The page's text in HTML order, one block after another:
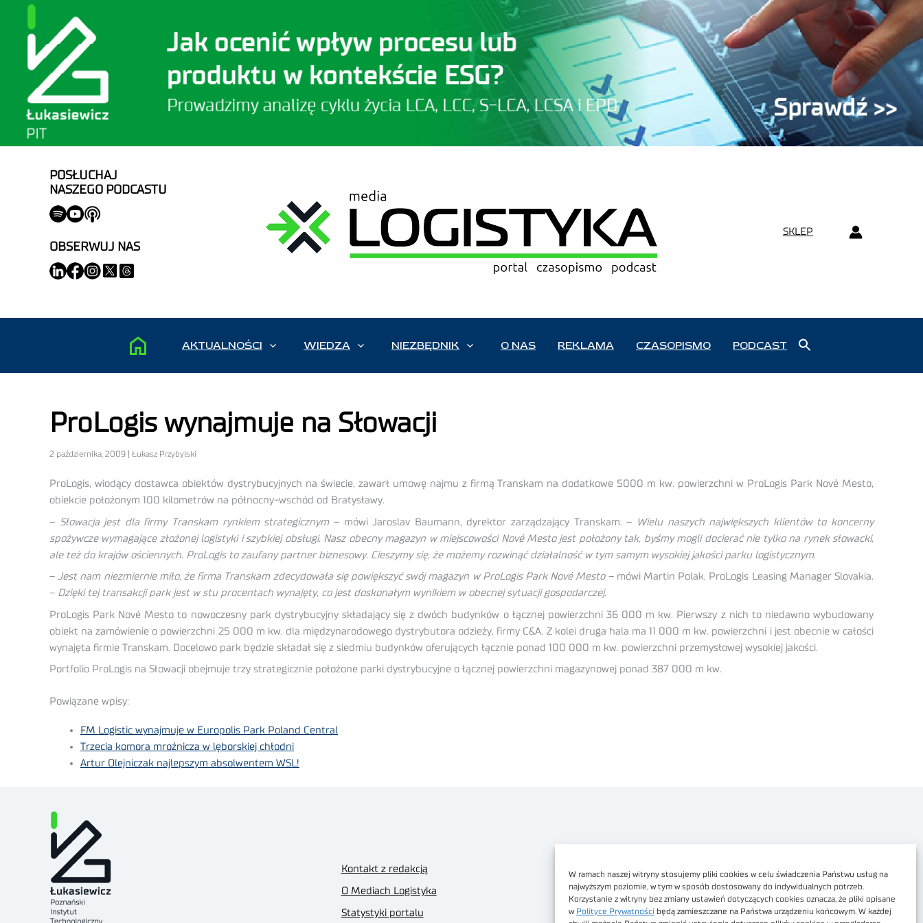
W ramach naszej witryny stosujemy pliki cookies w celu świadczenia Państwu usług na
najwyższym poziomie, w tym w sposób dostosowany do indywidualnych potrzeb.
Korzystanie z witryny bez zmiany ustawień dotyczących cookies oznacza, że pliki opisane
w Polityce Prywatności będą zamieszczane na Państwa urządzeniu końcowym. W każdej
POSŁUCHAJ
NASZEGO PODCASTU
OBSERWUJ NAS
SKLEP
AKTUALNOŚCI WIEDZA NIEZBĘDNIK O NAS REKLAMA CZASOPISMO PODCAST
ProLogis wynajmuje na Słowacji
2 października, 2009 | Łukasz Przybylski
ProLogis, wiodący dostawca obiektów dystrybucyjnych na świecie, zawarł umowę najmu z firmą Transkam na dodatkowe 5000 m kw. powierzchni w ProLogis Park Nové Mesto,
obiekcie położonym 100 kilometrów na północny-wschód od Bratysławy.
– Słowacja jest dla firmy Transkam rynkiem strategicznym– mówi Jaroslav Baumann, dyrektor zarządzający Transkam. –
Wielu naszych największych klientów to koncerny
spożywcze wymagające złożonej logistyki i szybkiej obsługi. Nasz obecny magazyn w miejscowości Nové Mesto jest położony tak, byśmy mogli docierać nie tylko na rynek słowacki,
ale też do krajów ościennych. ProLogis to zaufany partner biznesowy. Cieszymy się, że możemy rozwinąć działalność w tym samym wysokiej jakości parku logistycznym.
–Jest nam niezmiernie miło, że firma Transkam zdecydowała się powiększyć swój magazyn w ProLogis Park Nové Mesto– mówi Martin Polak, ProLogis Leasing Manager Slovakia.
– Dzięki tej transakcji park jest w stu procentach wynajęty, co jest doskonałym wynikiem w obecnej sytuacji gospodarczej.
ProLogis Park Nové Mesto to nowoczesny park dystrybucyjny składający się z dwóch budynków o łącznej powierzchni 36 000 m kw. Pierwszy z nich to niedawno wybudowany
obiekt na zamówienie o powierzchni 25 000 m kw. dla międzynarodowego dystrybutora odzieży, firmy C&A. Z kolei druga hala ma 11 000 m kw. powierzchni i jest obecnie w całości
wynajęta firmie Transkam. Docelowo park będzie składał się z siedmiu budynków oferujących łącznie ponad 100 000 m kw. powierzchni przemysłowej wysokiej jakości.
Portfolio ProLogis na Słowacji obejmuje trzy strategicznie położone parki dystrybucyjne o łącznej powierzchni magazynowej ponad 387 000 m kw.
Powiązane wpisy:
FM Logistic wynajmuje w Europolis Park Poland Central
Trzecia komora mroźnicza w lęborskiej chłodni
Artur Olejniczak najlepszym absolwentem WSL!
Kontakt z redakcją
O Mediach Logistyka
Statystyki portalu
Dostępność cyfrowa
Regulamin Portalu
Regulamin sklepu